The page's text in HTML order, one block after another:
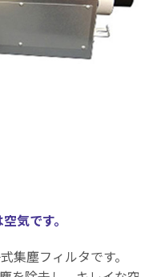
気です。
集塵フィルタです。